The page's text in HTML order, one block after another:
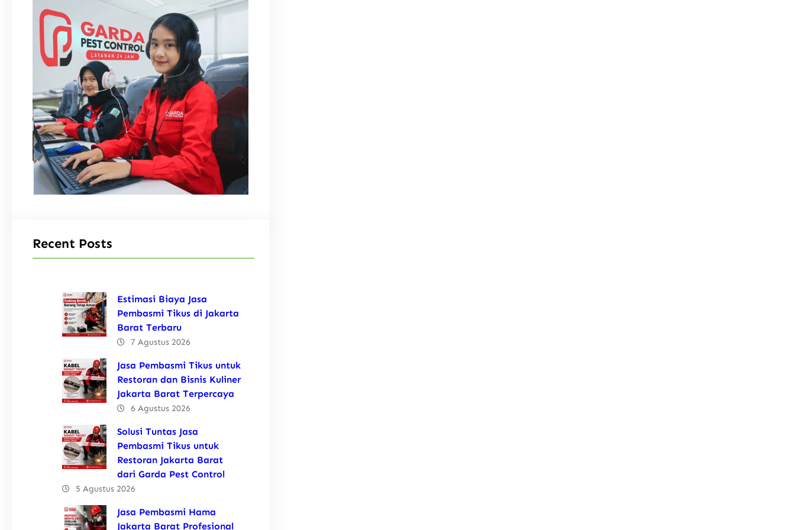
Recent Posts
Estimasi Biaya Jasa
Pembasmi Tikus di Jakarta
Barat Terbaru
7 Agustus 2026
Jasa Pembasmi Tikus untuk
Restoran dan Bisnis Kuliner
Jakarta Barat Terpercaya
6 Agustus 2026
Solusi Tuntas Jasa
Pembasmi Tikus untuk
Restoran Jakarta Barat
dari Garda Pest Control
5 Agustus 2026
Jasa Pembasmi Hama
Jakarta Barat Profesional